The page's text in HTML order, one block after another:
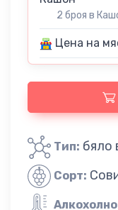
2 броя в
Цена на
Тип: бяло
Сорт: